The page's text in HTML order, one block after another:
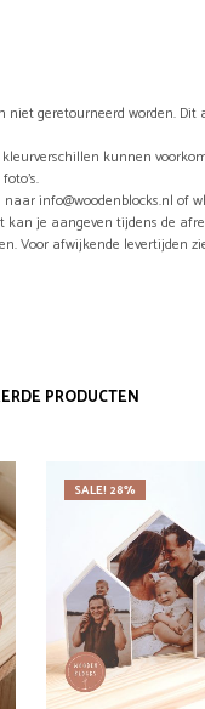
geretourneerd worden. Dit
kunnen
info@woodenblocks.nl of
je aangeven tijdens de
Voor afwijkende levertijden
PRODUCTEN
SALE! 28%